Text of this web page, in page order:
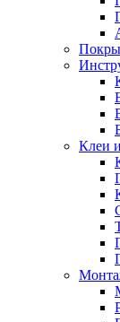
Клеи